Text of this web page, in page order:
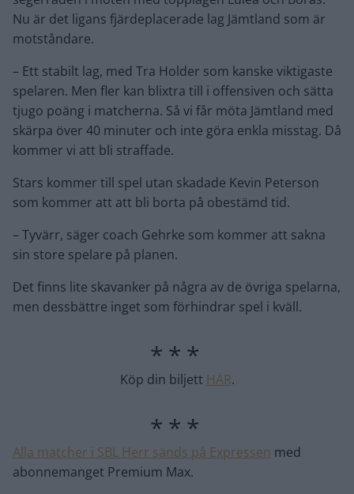
Nu är det ligans fjärdeplacerade lag Jämtland som är
motståndare.
– Ett stabilt lag, med Tra Holder som kanske viktigaste
spelaren. Men fler kan blixtra till i offensiven och sätta
tjugo poäng i matcherna. Så vi får möta Jämtland med
skärpa över 40 minuter och inte göra enkla misstag. Då
kommer vi att bli straffade.
Stars kommer till spel utan skadade Kevin Peterson
som kommer att att bli borta på obestämd tid.
– Tyvärr, säger coach Gehrke som kommer att sakna
sin store spelare på planen.
Det finns lite skavanker på några av de övriga spelarna,
men dessbättre inget som förhindrar spel i kväll.
Köp din biljett HÄR.
Alla matcher i SBL Herr sänds på Expressen med
abonnemanget Premium Max.